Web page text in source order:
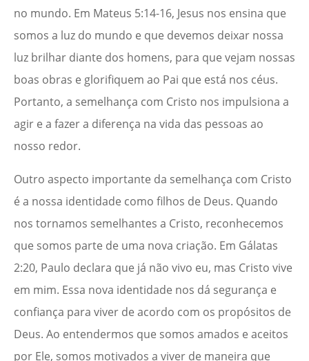
no mundo. Em Mateus 5:14-16, Jesus nos ensina que
somos a luz do mundo e que devemos deixar nossa
luz brilhar diante dos homens, para que vejam nossas
boas obras e glorifiquem ao Pai que está nos céus.
Portanto, a semelhança com Cristo nos impulsiona a
agir e a fazer a diferença na vida das pessoas ao
nosso redor.
Outro aspecto importante da semelhança com Cristo
é a nossa identidade como filhos de Deus. Quando
nos tornamos semelhantes a Cristo, reconhecemos
que somos parte de uma nova criação. Em Gálatas
2:20, Paulo declara que já não vivo eu, mas Cristo vive
em mim. Essa nova identidade nos dá segurança e
confiança para viver de acordo com os propósitos de
Deus. Ao entendermos que somos amados e aceitos
por Ele, somos motivados a viver de maneira que